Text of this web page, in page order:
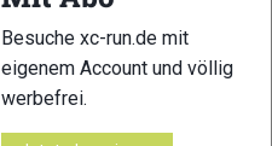
Besuche xc-run.de mit
eigenem Account und völlig
werbefrei.